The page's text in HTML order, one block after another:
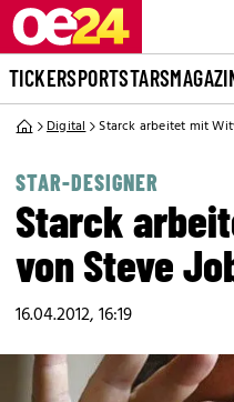
TICKERSPORTSTARS
Digital Starck arbeitet mit
STAR-DESIGNER
Starck
von Steve
16.04.2012, 16:19